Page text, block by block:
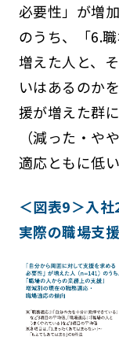
必要性」が増
のうち、「6.
増えた人と、
いはあるのか
援が増えた群
（減った・や
適応ともに低
＜図表9＞入
実際の職場支